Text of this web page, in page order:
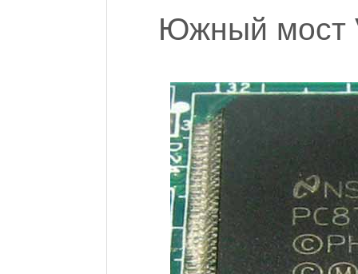
Южный мост